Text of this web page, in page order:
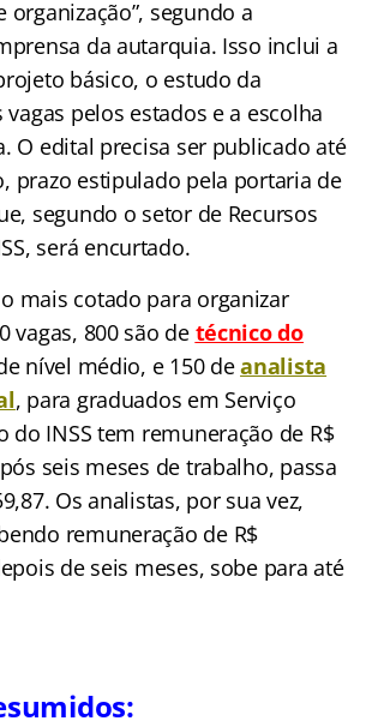
organização”, segundo a
da autarquia. Isso inclui a
básico, o estudo da
pelos estados e a escolha
O edital precisa ser publicado até
prazo estipulado pela portaria de
segundo o setor de Recursos
será encurtado.
mais cotado para organizar
vagas, 800 são de técnico do
nível médio, e 150 deanalista
, para graduados em Serviço
do INSS tem remuneração de R$
seis meses de trabalho, passa
Os analistas, por sua vez,
remuneração de R$
de seis meses, sobe para até